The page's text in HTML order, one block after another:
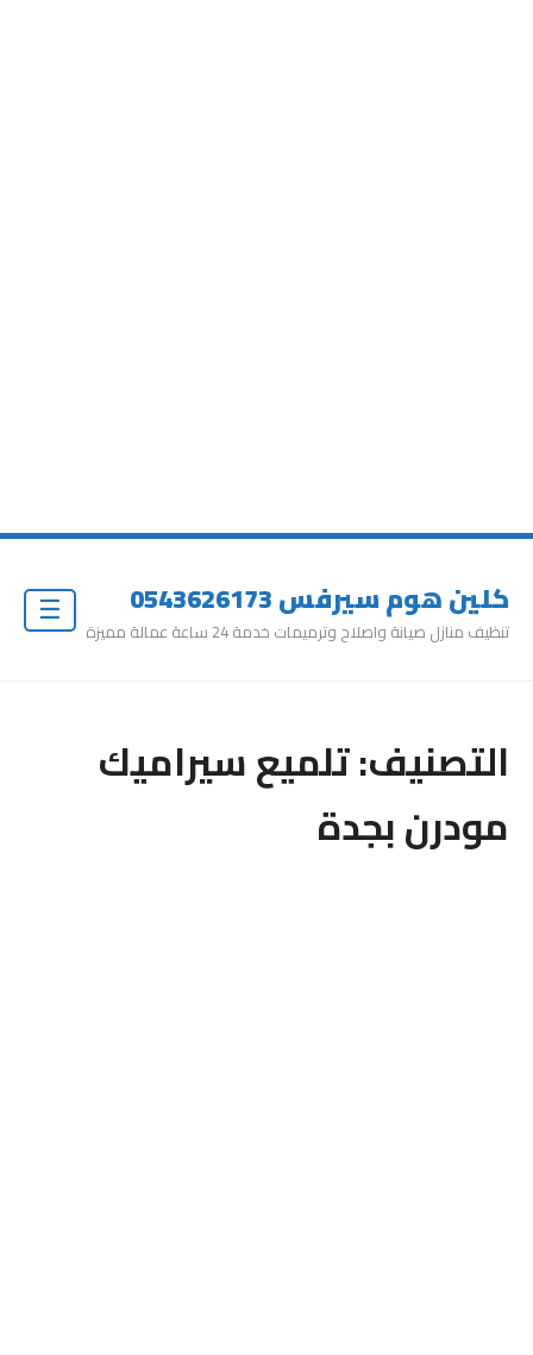
كلين هوم سيرفس 0543626173
تنظيف منازل صيانة واصلاح وترميمات خدمة 24 ساعة عمالة مميزة
التصنيف:تلميع سيراميك
مودرن بجدة